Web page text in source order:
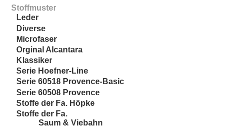
Stoffmuster
Leder
Diverse
Microfaser
Orginal Alcantara
Klassiker
Serie Hoefner-Line
Serie 60518 Provence-Basic
Serie 60508 Provence
Stoffe der Fa. Höpke
Stoffe der Fa.
Saum & Viebahn